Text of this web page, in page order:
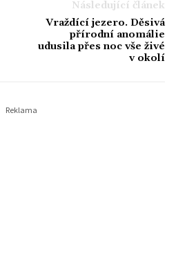
Následující článek
Vraždící jezero. Děsivá
přírodní anomálie
udusila přes noc vše živé
v okolí